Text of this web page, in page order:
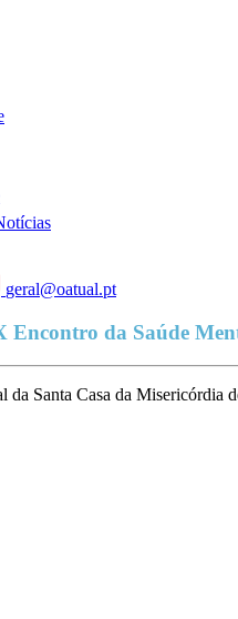
geral@oatual.pt
Encontro da Saúde
da Santa Casa da Misericórdia